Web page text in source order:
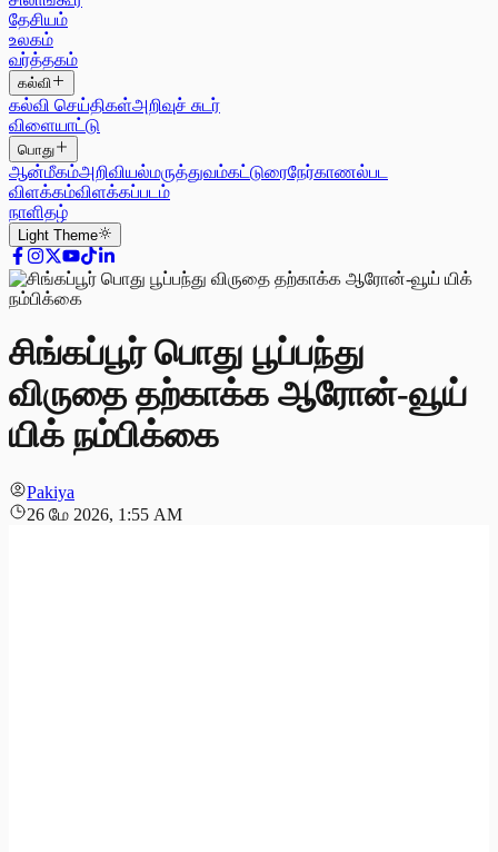
தேசியம்
உலகம்
வர்த்தகம்
கல்வி
கல்வி செய்திகள்அறிவுச் சுடர்
விளையாட்டு
பொது
ஆன்மீகம்அறிவியல்மருத்துவம்கட்டுரைநேர்காணல்பட
விளக்கம்விளக்கப்படம்
நாளிதழ்
Light Theme
சிங்கப்பூர் பொது பூப்பந்து
விருதை தற்காக்க ஆரோன்-வூய்
யிக் நம்பிக்கை
Pakiya
26 மே 2026, 1:55 AM